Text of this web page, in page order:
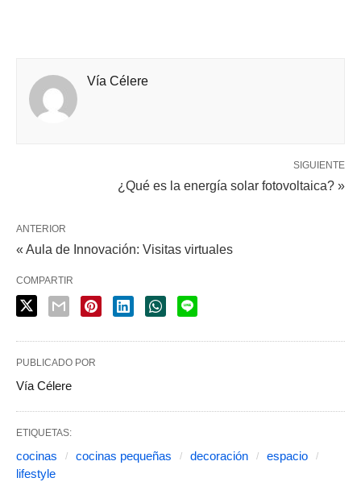
Vía Célere
SIGUIENTE
¿Qué es la energía solar fotovoltaica? »
ANTERIOR
« Aula de Innovación: Visitas virtuales
COMPARTIR
PUBLICADO POR
Vía Célere
ETIQUETAS:
cocinas cocinas pequeñas decoración
espacio
lifestyle